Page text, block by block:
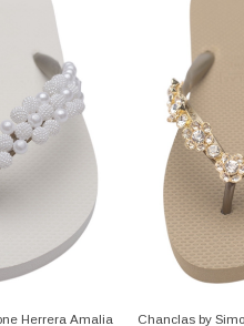
Herrera Amalia
Chanclas by